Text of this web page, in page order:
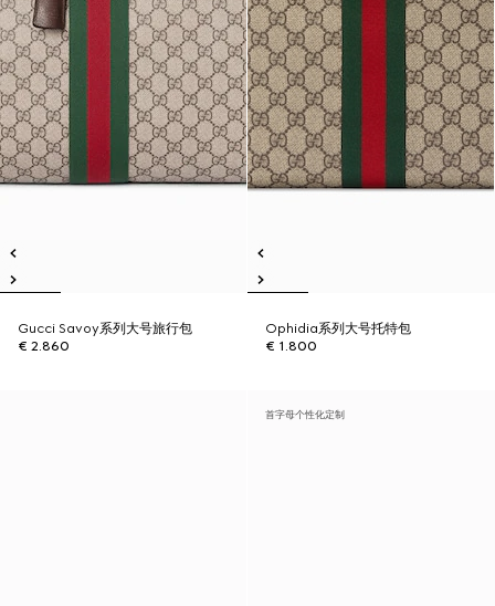
Gucci Savoy系列大号旅行包
€ 2.860
Ophidia系列大号托特包
€ 1.800
首字母个性化定制